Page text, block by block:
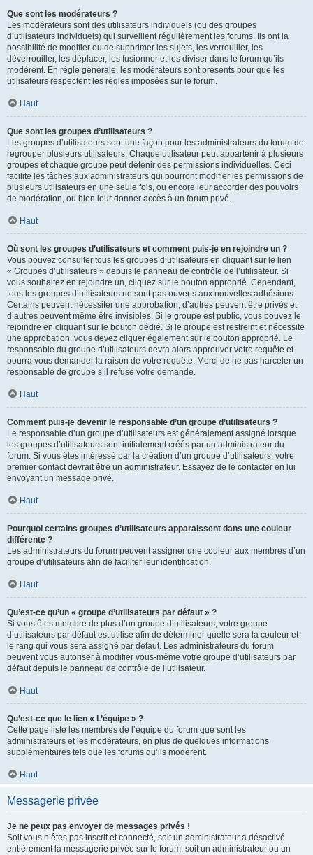
Que sont les modérateurs ?
Les modérateurs sont des utilisateurs individuels (ou des groupes
d’utilisateurs individuels) qui surveillent régulièrement les forums. Ils ont la
possibilité de modifier ou de supprimer les sujets, les verrouiller, les
déverrouiller, les déplacer, les fusionner et les diviser dans le forum qu’ils
modèrent. En règle générale, les modérateurs sont présents pour que les
utilisateurs respectent les règles imposées sur le forum.
Haut
Que sont les groupes d’utilisateurs ?
Les groupes d’utilisateurs sont une façon pour les administrateurs du forum de
regrouper plusieurs utilisateurs. Chaque utilisateur peut appartenir à plusieurs
groupes et chaque groupe peut détenir des permissions individuelles. Ceci
facilite les tâches aux administrateurs qui pourront modifier les permissions de
plusieurs utilisateurs en une seule fois, ou encore leur accorder des pouvoirs
de modération, ou bien leur donner accès à un forum privé.
Haut
Où sont les groupes d’utilisateurs et comment puis-je en rejoindre un ?
Vous pouvez consulter tous les groupes d’utilisateurs en cliquant sur le lien
« Groupes d’utilisateurs » depuis le panneau de contrôle de l’utilisateur. Si
vous souhaitez en rejoindre un, cliquez sur le bouton approprié. Cependant,
tous les groupes d’utilisateurs ne sont pas ouverts aux nouvelles adhésions.
Certains peuvent nécessiter une approbation, d’autres peuvent être privés et
d’autres peuvent même être invisibles. Si le groupe est public, vous pouvez le
rejoindre en cliquant sur le bouton dédié. Si le groupe est restreint et nécessite
une approbation, vous devez cliquer également sur le bouton approprié. Le
responsable du groupe d’utilisateurs devra alors approuver votre requête et
pourra vous demander la raison de votre requête. Merci de ne pas harceler un
responsable de groupe s’il refuse votre demande.
Haut
Comment puis-je devenir le responsable d’un groupe d’utilisateurs ?
Le responsable d’un groupe d’utilisateurs est généralement assigné lorsque
les groupes d’utilisateurs sont initialement créés par un administrateur du
forum. Si vous êtes intéressé par la création d’un groupe d’utilisateurs, votre
premier contact devrait être un administrateur. Essayez de le contacter en lui
envoyant un message privé.
Haut
Pourquoi certains groupes d’utilisateurs apparaissent dans une couleur
différente ?
Les administrateurs du forum peuvent assigner une couleur aux membres d’un
groupe d’utilisateurs afin de faciliter leur identification.
Haut
Qu’est-ce qu’un « groupe d’utilisateurs par défaut » ?
Si vous êtes membre de plus d’un groupe d’utilisateurs, votre groupe
d’utilisateurs par défaut est utilisé afin de déterminer quelle sera la couleur et
le rang qui vous sera assigné par défaut. Les administrateurs du forum
peuvent vous autoriser à modifier vous-même votre groupe d’utilisateurs par
défaut depuis le panneau de contrôle de l’utilisateur.
Haut
Qu’est-ce que le lien « L’équipe » ?
Cette page liste les membres de l’équipe du forum que sont les
administrateurs et les modérateurs, en plus de quelques informations
supplémentaires tels que les forums qu’ils modèrent.
Haut
Messagerie privée
Je ne peux pas envoyer de messages privés !
Soit vous n’êtes pas inscrit et connecté, soit un administrateur a désactivé
entièrement la messagerie privée sur le forum, soit un administrateur ou un